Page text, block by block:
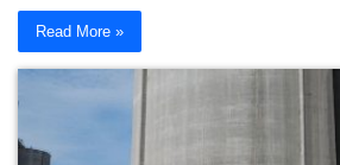
Read More »